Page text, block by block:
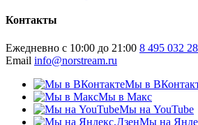
Контакты
Ежедневно с 10:00 до 21:00 8 495 032
Email info@norstream.ru
Мы в
Мы в Макс
Мы на YouTube
Мы на